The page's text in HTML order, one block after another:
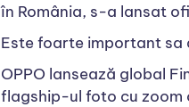
în România, s-a lansat
Este foarte important sa
OPPO lansează global
flagship-ul foto cu zoom